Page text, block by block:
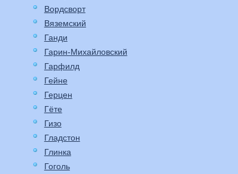
Вордсворт
Вяземский
Ганди
Гарин-Михайловский
Гарфилд
Гейне
Герцен
Гёте
Гизо
Гладстон
Глинка
Гоголь